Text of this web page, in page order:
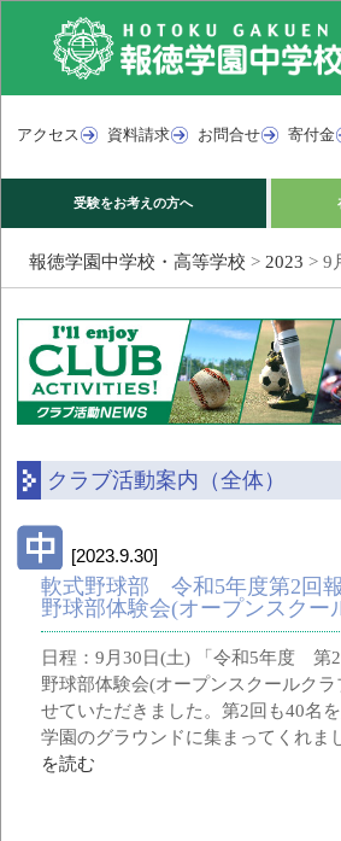
アクセス 資料請求 お問合せ 寄付金
受験をお考えの方へ
報徳学園中学校・高等学校 > 2023 > 9
クラブ活動案内（全体）
[2023.9.30]
軟式野球部 令和5年度第2回
野球部体験会(オープンスクー
日程：9月30日(土) 「令和5年度 第
野球部体験会(オープンスクールク
せていただきました。第2回も40名
学園のグラウンドに集まってくれ
を読む